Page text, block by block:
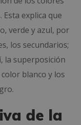
explica que
verde y azul, por
los secundarios;
la superposición
blanco y los
de la